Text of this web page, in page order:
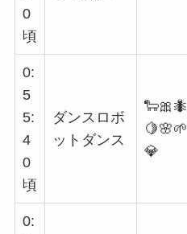
0
頃
0:
5
5:
4
0
頃
ダンスロボ
ットダンス
🐑🎀🐜
🍋🌸🌱
💎
0: